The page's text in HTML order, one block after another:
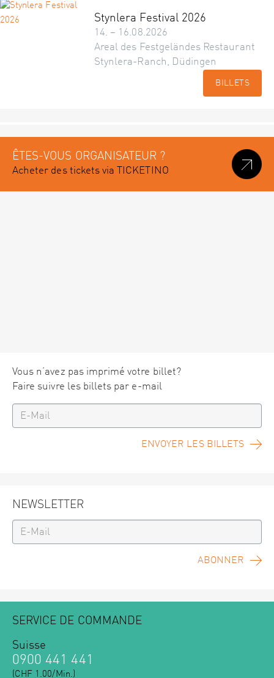
Stynlera Festival 2026
14. – 16.08.2026
Areal des Festgeländes Restaurant
Stynlera-Ranch, Düdingen
BILLETS
ÊTES-VOUS ORGANISATEUR ?
Acheter des tickets via TICKETINO
Vous n’avez pas imprimé votre billet?
Faire suivre les billets par e-mail
ENVOYER LES BILLETS
NEWSLETTER
ABONNER
SERVICE DE COMMANDE
Suisse
0900 441 441
(CHF 1.00/Min.)